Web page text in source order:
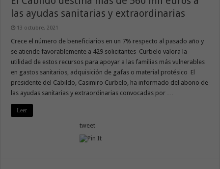
las ayudas sanitarias y extraordinarias
13 octubre, 2021
Crece el número de beneficiarios en un 7% respecto al pasado año y
se atiende favorablemente a 429 solicitantes Curbelo valora la
utilidad de estos recursos para apoyar a las familias más vulnerables
en gastos sanitarios, adquisición de gafas o material protésico El
presidente del Cabildo, Casimiro Curbelo, ha informado del abono de
las ayudas sanitarias y extraordinarias convocadas por …
Leer
tweet